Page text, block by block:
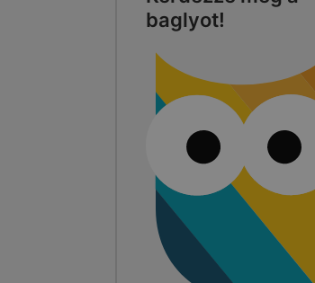
baglyot!